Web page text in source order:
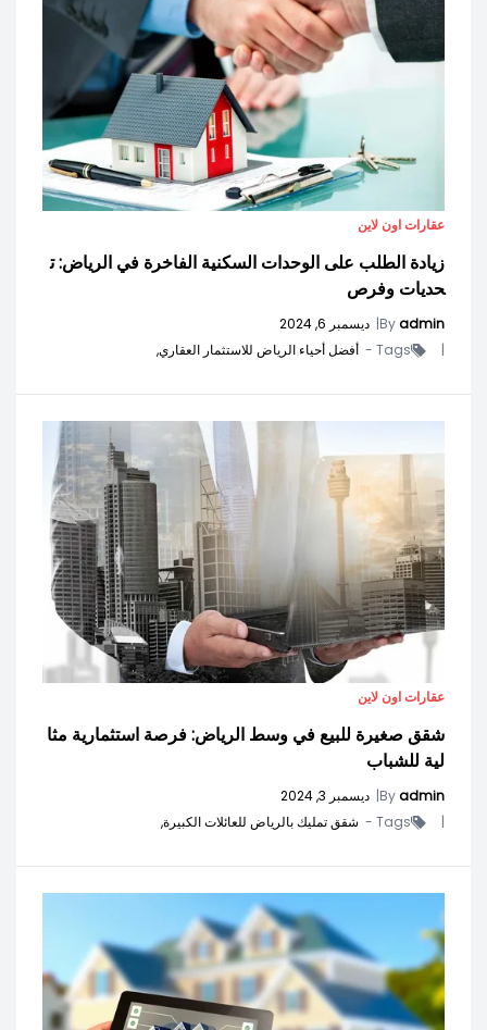
عقارات اون لاين
زيادة الطلب على الوحدات السكنية الفاخرة في الرياض: ت
حديات وفرص
Byadmin
| ديسمبر 6, 2024
|
Tags - أفضل أحياء الرياض للاستثمار العقاري,
عقارات اون لاين
شقق صغيرة للبيع في وسط الرياض: فرصة استثمارية مثا
لية للشباب
Byadmin
| ديسمبر 3, 2024
|
Tags - شقق تمليك بالرياض للعائلات الكبيرة,